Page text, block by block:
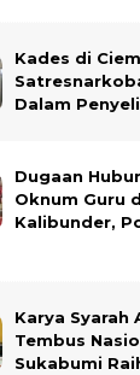
Kades di
Dalam
Dugaan
Oknum Guru
Kalibunder,
Karya Syarah
Tembus
Sukabumi